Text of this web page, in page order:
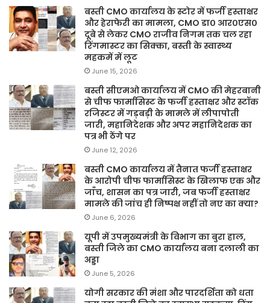
बस्ती CMO कार्यालय के स्टोर में फर्जी हस्ताक्षर
और हेराफेरी का मामला, CMO डा० आर०एस०
दूबे से लेकर CMO राजीव निगम तक चल रहा
रिंगमास्टर का सिक्का, बस्ती के स्वास्थ्य
महकमें में लूट
June 15, 2026
बस्ती सीएमओ कार्यालय में CMO की मेहरबानी
से चीफ फार्मासिस्ट के फर्जी हस्ताक्षर और स्टॉक
रजिस्टर में गड़बड़ी के मामले में लीपापोती
जारी, महानिदेशक और अपर महानिदेशक का
पत्र भी ठेंगे पर
June 12, 2026
बस्ती CMO कार्यालय में तैनात फर्जी हस्ताक्षर
के आरोपी चीफ फार्मासिस्ट के खिलाफ एक और
जाँच, शासन का पत्र जारी, जब फर्जी हस्ताक्षर
मामले की जांच ही निष्पक्ष नहीं तो नए का क्या?
June 6, 2026
यूपी में उपमुख्यमंत्री के विभाग का बुरा हाल,
बस्ती जिले का CMO कार्यालय बना दलाली का
अड्डा
June 5, 2026
योगी सरकार की मंशा और पारदर्शिता को धता